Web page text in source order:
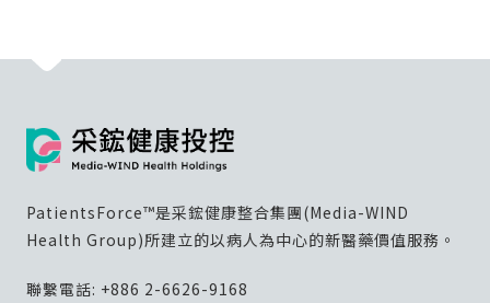
PatientsForce™是采鋐健康整合集團(Media-WIND
Health Group)所建立的以病人為中心的新醫藥價值服務。
聯繫電話: +886 2-6626-9168